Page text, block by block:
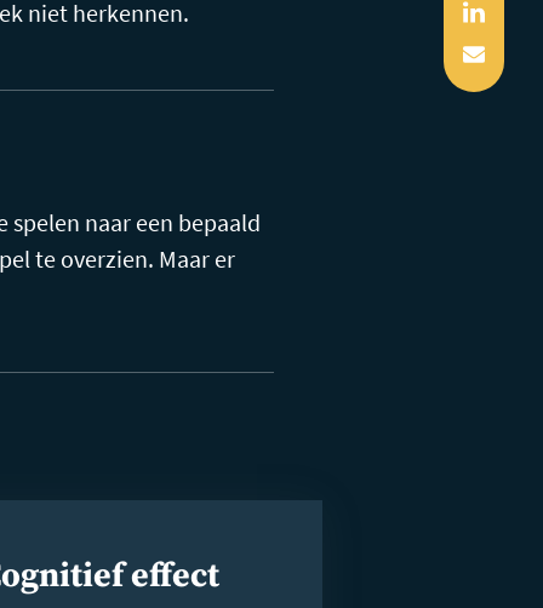
Mail
niet herkennen.
spelen naar een bepaald
te overzien. Maar er
effect